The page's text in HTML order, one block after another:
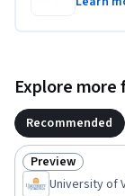
Explore
Recommended
Status: Preview
Preview
University of